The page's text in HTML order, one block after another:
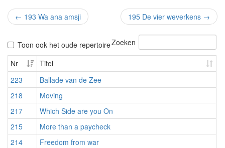
← 193 Wa ana amsji 195 De vier weverkens →
Toon ook het oude repertoireZoeken
Nr
Titel
223
Ballade van de Zee
218
Moving
217
Which Side are you On
215
More than a paycheck
214
Freedom from war